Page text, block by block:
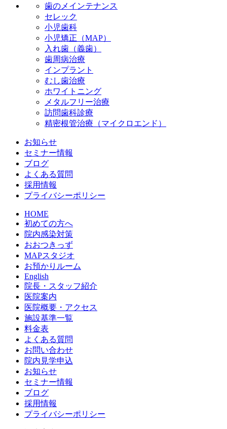
歯のメインテナンス
セレック
小児歯科
小児矯正（MAP）
入れ歯（義歯）
歯周病治療
インプラント
むし歯治療
ホワイトニング
メタルフリー治療
訪問歯科診療
精密根管治療（マイクロエンド）
お知らせ
セミナー情報
ブログ
よくある質問
採用情報
プライバシーポリシー
HOME
初めての方へ
院内感染対策
おおつきっず
MAPスタジオ
お預かりルーム
English
院長・スタッフ紹介
医院案内
医院概要・アクセス
施設基準一覧
料金表
よくある質問
お問い合わせ
院内見学申込
お知らせ
セミナー情報
ブログ
採用情報
プライバシーポリシー